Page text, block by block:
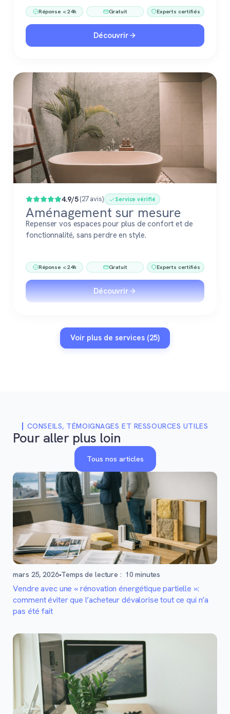
Réponse < 24h Gratuit Experts certifiés
Découvrir
4.9/5(27 avis) Service vérifié
Aménagement sur mesure
Repenser vos espaces pour plus de confort et de
fonctionnalité, sans perdre en style.
Réponse < 24h Gratuit Experts certifiés
Découvrir
Voir plus de services (25)
CONSEILS, TÉMOIGNAGES ET RESSOURCES UTILES
Pour aller plus loin
Tous nos articles
mars 25, 2026•Temps de lecture : 10 minutes
Vendre avec une « rénovation énergétique partielle »:
comment éviter que l’acheteur dévalorise tout ce qui n’a
pas été fait